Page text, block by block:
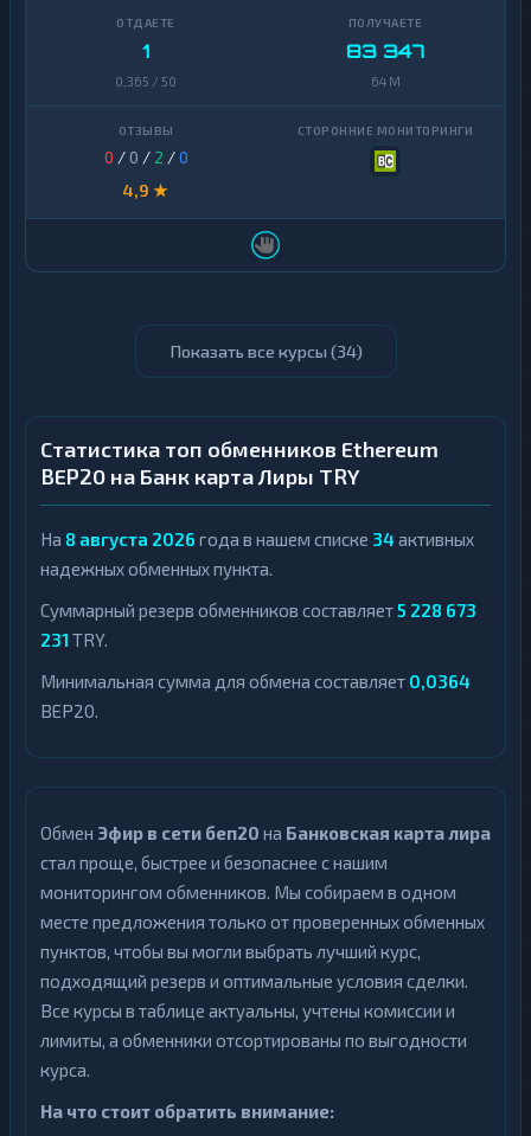
1
0,365 / 50
83 347
64 M
0 / 0 / 2 /0
4,9 ★
Показать все курсы (34)
Статистика топ обменников Ethereum
BEP20 на Банк карта Лиры TRY
На 8 августа 2026 года в нашем списке 34активных
надежных обменных пункта.
Суммарный резерв обменников составляет5 228 673
231 TRY.
Минимальная сумма для обмена составляет 0,0364
BEP20.
Обмен Эфир в сети беп20 на Банковская карта лира
стал проще, быстрее и безопаснее с нашим
мониторингом обменников. Мы собираем в одном
месте предложения только от проверенных обменных
пунктов, чтобы вы могли выбрать лучший курс,
подходящий резерв и оптимальные условия сделки.
Все курсы в таблице актуальны, учтены комиссии и
лимиты, а обменники отсортированы по выгодности
курса.
На что стоит обратить внимание: